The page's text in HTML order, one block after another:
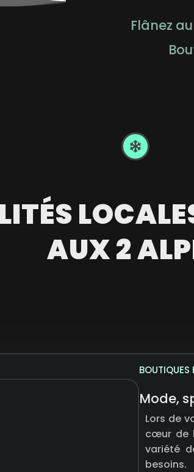
Flânez
AUX 2
BOUTIQUES
Mode,
Lors de
cœur de
variété
besoins.